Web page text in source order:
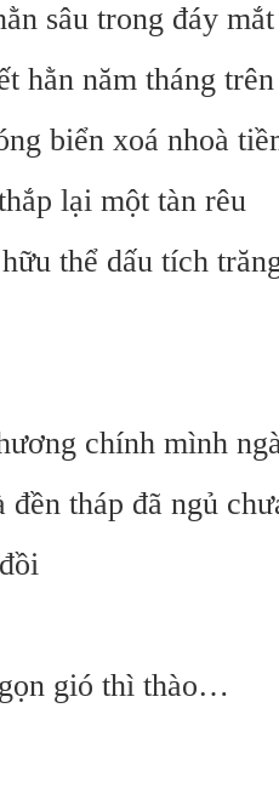
sâu trong đáy mắt
hằn năm tháng
biển xoá nhoà
lại một tàn rêu
thể dấu tích
chính mình
đền tháp đã ngủ
gió thì thào…